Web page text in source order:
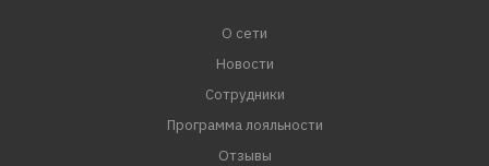
О сети
Новости
Сотрудники
Программа лояльности
Отзывы